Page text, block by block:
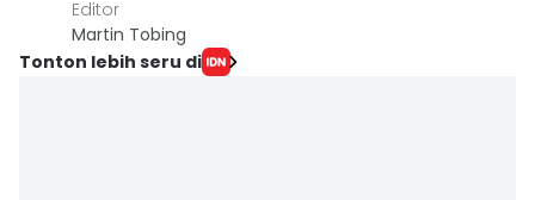
Editor
Martin Tobing
Tonton lebih seru di